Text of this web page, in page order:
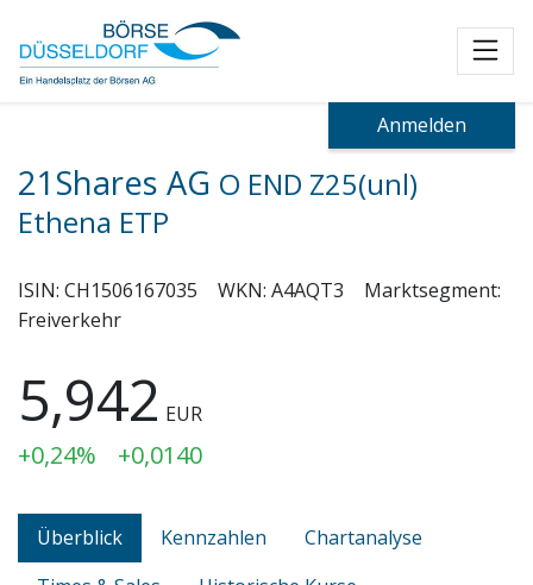
Anmelden
21Shares AG O END Z25(unl)
Ethena ETP
ISIN: CH1506167035 WKN: A4AQT3
Marktsegment:
Freiverkehr
5,942 EUR
+0,24% +0,0140
Überblick Kennzahlen
Chartanalyse